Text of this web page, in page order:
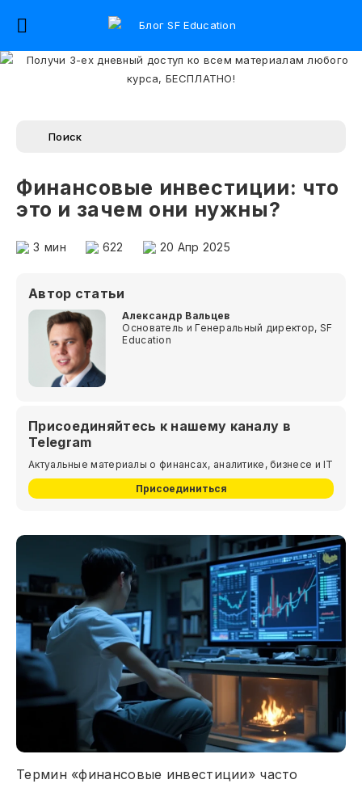
Финансовые инвестиции: что
это и зачем они нужны?
3 мин 622 20 Апр 2025
Автор статьи
Александр Вальцев
Основатель и Генеральный директор, SF
Education
Присоединяйтесь к нашему каналу в
Telegram
Актуальные материалы о финансах, аналитике, бизнесе и IT
Присоединиться
Термин «финансовые инвестиции» часто